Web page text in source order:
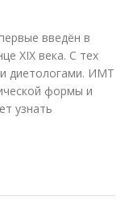
введён в
XIX века. С тех
диетологами. ИМТ
формы и
узнать